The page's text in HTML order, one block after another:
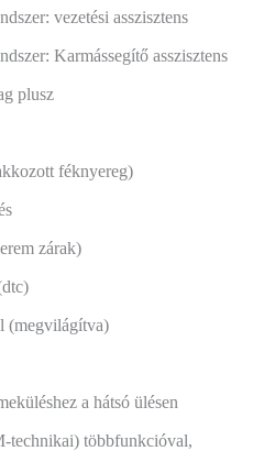
vezetési asszisztens
Karmássegítő asszisztens
plusz
féknyereg)
zárak)
(megvilágítva)
a hátsó ülésen
technikai) többfunkcióval,